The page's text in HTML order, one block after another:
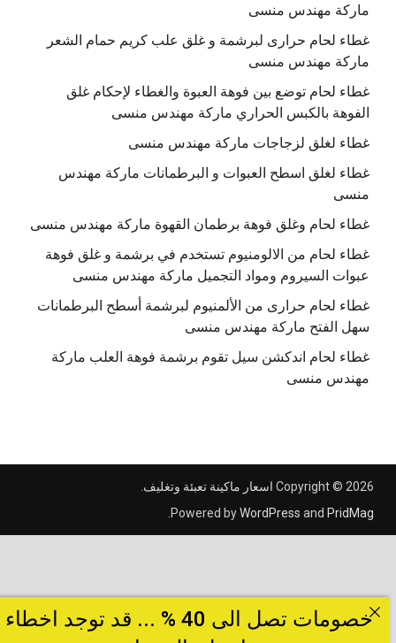
ماركة مهندس منسى
غطاء لحام حرارى لبرشمة و غلق علب كريم حمام الشعر
ماركة مهندس منسى
غطاء لحام توضع بين فوهة العبوة والغطاء لإحكام غلق
الفوهة بالكبس الحراري ماركة مهندس منسى
غطاء لغلق لزجاجات ماركة مهندس منسى
غطاء لغلق اسطح العبوات و البرطمانات ماركة مهندس
منسى
غطاء لحام وغلق فوهة برطمان القهوة ماركة مهندس منسى
غطاء لحام من الالومنيوم تستخدم في برشمة و غلق فوهة
عبوات السيروم ومواد التجميل ماركة مهندس منسى
غطاء لحام حرارى من الألمنيوم لبرشمة أسطح البرطمانات
سهل الفتح ماركة مهندس منسى
غطاء لحام اندكشن سيل تقوم برشمة فوهة العلب ماركة
مهندس منسى
Copyright © 2026اسعار ماكينة تعبئة وتغليف
Powered byWordPressandPridMag
.
خصومات تصل الى 40 % ... قد توجد اخطاء